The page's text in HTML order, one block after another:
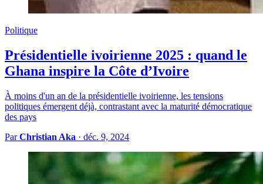
Politique
Présidentielle ivoirienne 2025 : quand le
Ghana inspire la Côte d’Ivoire
À moins d'un an de la présidentielle ivoirienne, les tensions
politiques émergent déjà, contrastant avec la maturité démocratique
des pays
ParChristian Aka · déc. 9, 2024